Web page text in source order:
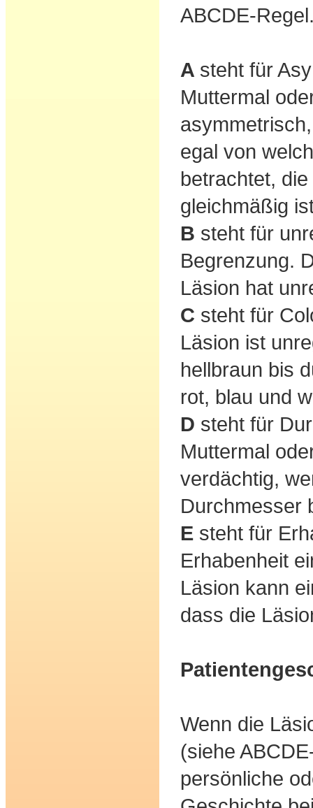
ABCDE-
A steht für
Muttermal
egal von
betrachtet,
gleichmäßig
B steht für
Begrenzung.
Läsion hat
C steht für
Läsion ist
hellbraun bis
rot, blau und
D steht für
Muttermal
verdächtig,
Durchmesser
E steht für
Erhabenheit
Läsion kann
dass die
Wenn die
(siehe
persönliche